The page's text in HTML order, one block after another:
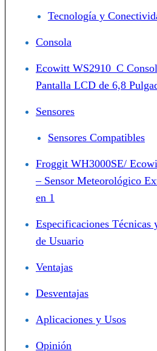
Tecnología y
Consola
Ecowitt WS2910_C
Pantalla LCD de 6,8
Sensores
Sensores Compatibles
Froggit WH3000SE/
– Sensor Meteorológico
en 1
Especificaciones Técnicas
de Usuario
Ventajas
Desventajas
Aplicaciones y Usos
Opinión